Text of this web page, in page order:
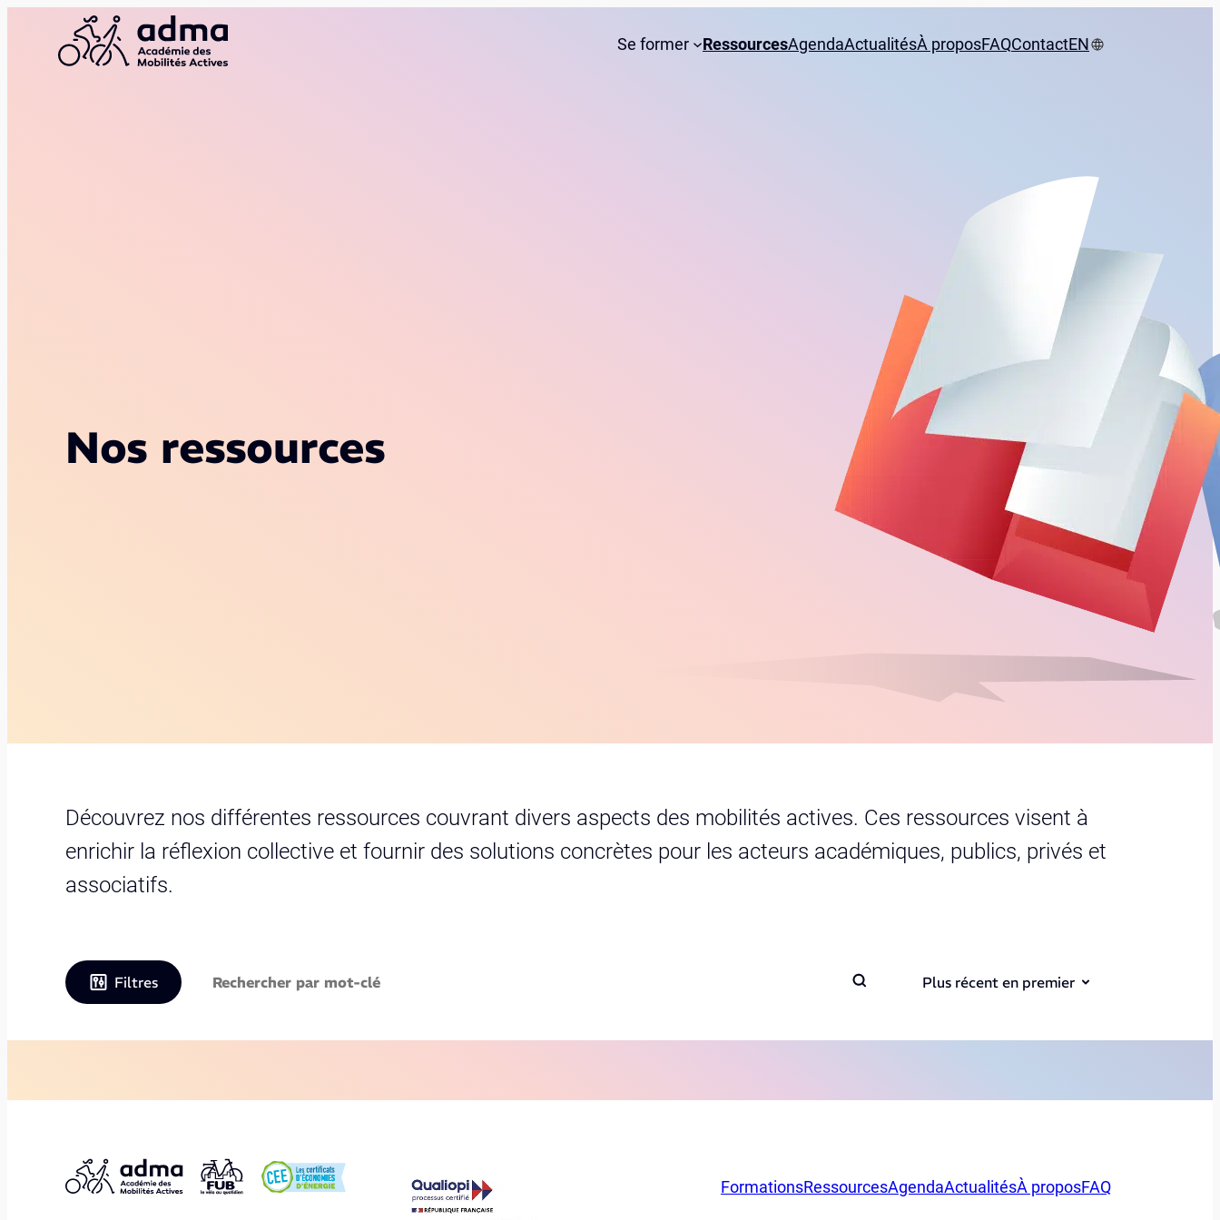
Se former RessourcesAgendaActualitésÀ proposFAQContactEN
Nos ressources
Découvrez nos différentes ressources couvrant divers aspects des mobilités actives. Ces ressources visent à
enrichir la réflexion collective et fournir des solutions concrètes pour les acteurs académiques, publics, privés et
associatifs.
Filtres Plus récent en premier
FormationsRessourcesAgendaActualitésÀ proposFAQ